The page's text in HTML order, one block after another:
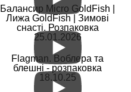
Балансир Micro GoldFish |
Лижа GoldFish | Зимові
снасті. Розпаковка
25.01.2026
Flagman. Воблера та
блешні - розпаковка
18.10.25